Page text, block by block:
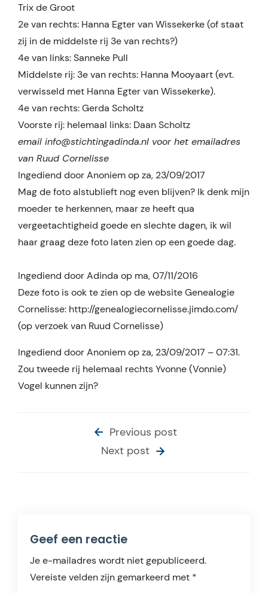
Trix de Groot
2e van rechts: Hanna Egter van Wissekerke (of staat
zij in de middelste rij 3e van rechts?)
4e van links: Sanneke Pull
Middelste rij: 3e van rechts: Hanna Mooyaart (evt.
verwisseld met Hanna Egter van Wissekerke).
4e van rechts: Gerda Scholtz
Voorste rij: helemaal links: Daan Scholtz
email info@stichtingadinda.nl voor het emailadres
van Ruud Cornelisse
Ingediend door Anoniem op za, 23/09/2017
Mag de foto alstublieft nog even blijven? Ik denk mijn
moeder te herkennen, maar ze heeft qua
vergeetachtigheid goede en slechte dagen, ik wil
haar graag deze foto laten zien op een goede dag.
Ingediend door Adinda op ma, 07/11/2016
Deze foto is ook te zien op de website Genealogie
Cornelisse: http://genealogiecornelisse.jimdo.com/
(op verzoek van Ruud Cornelisse)
Ingediend door Anoniem op za, 23/09/2017 – 07:31.
Zou tweede rij helemaal rechts Yvonne (Vonnie)
Vogel kunnen zijn?
Previous post
Next post
Geef een reactie
Je e-mailadres wordt niet gepubliceerd.
Vereiste velden zijn gemarkeerd met *